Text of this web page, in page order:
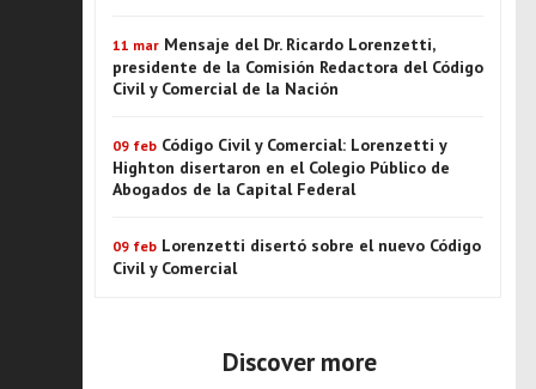
11 mar Mensaje del Dr. Ricardo Lorenzetti,
presidente de la Comisión Redactora del Código
Civil y Comercial de la Nación
09 feb Código Civil y Comercial: Lorenzetti y
Highton disertaron en el Colegio Público de
Abogados de la Capital Federal
09 feb Lorenzetti disertó sobre el nuevo Código
Civil y Comercial
Discover more